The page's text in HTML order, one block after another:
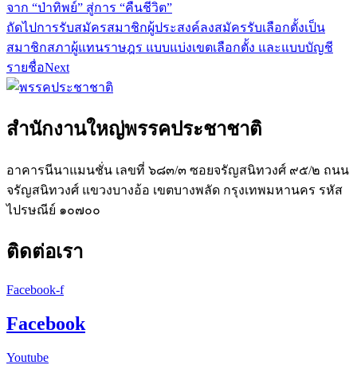
จาก “ป่าทิพย์” สู่การ “คืนชีวิต”
ถัดไปการรับสมัครสมาชิกผู้ประสงค์ลงสมัครรับเลือกตั้งเป็น
สมาชิกสภาผู้แทนราษฎร แบบแบ่งเขตเลือกตั้ง และแบบบัญชี
รายชื่อNext
สำนักงานใหญ่พรรคประชาชาติ
อาคารนีนาแมนชั่น เลขที่ ๖๘๓/๓ ซอยจรัญสนิทวงศ์ ๙๕/๒ ถนน
จรัญสนิทวงศ์ แขวงบางอ้อ เขตบางพลัด กรุงเทพมหานคร รหัส
ไปรษณีย์ ๑๐๗๐๐
ติดต่อเรา
Facebook-f
Facebook
Youtube